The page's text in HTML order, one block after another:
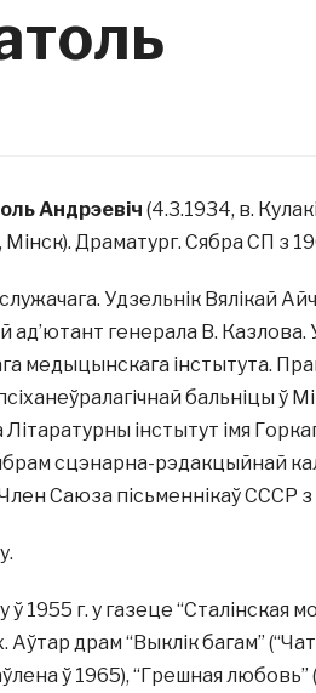
Андрэевіч (4.3.1934, в.
Мінск). Драматург. Сябра СП з
служачага. Удзельнік Вялікай
ад’ютант генерала В. Казлова.
медыцынскага інстытута.
бальніцы ў
інстытут імя
сцэнарна-рэдакцыйнай
Саюза пісьменнікаў СССР з
1955 г. у газеце “Сталінская
Аўтар драм “Выклік багам”
ў 1965), “Грешная